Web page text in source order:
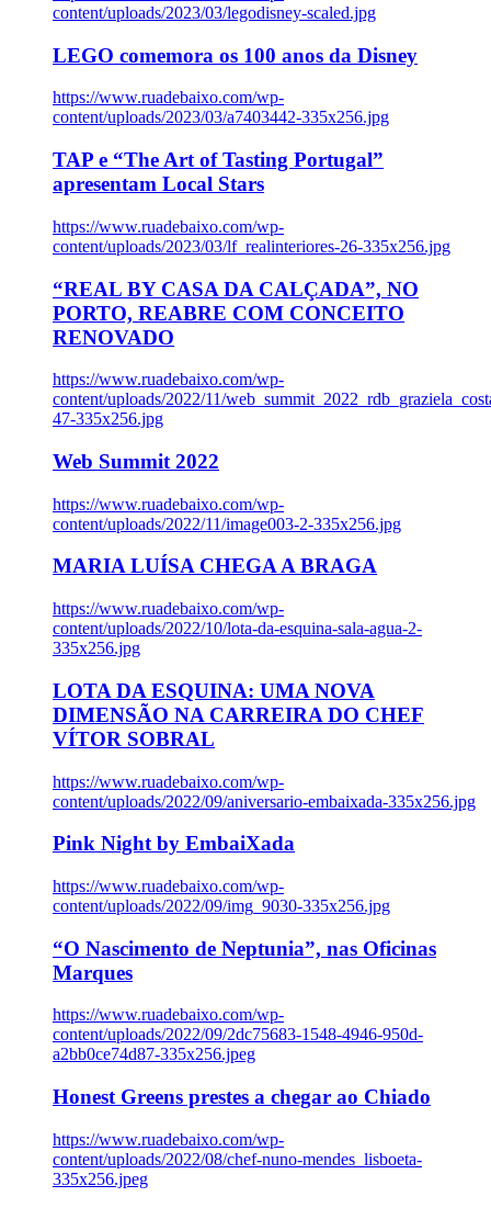
content/uploads/2023/03/legodisney-scaled.jpg
LEGO comemora os 100 anos da Disney
https://www.ruadebaixo.com/wp-
content/uploads/2023/03/a7403442-335x256.jpg
TAP e “The Art of Tasting Portugal”
apresentam Local Stars
https://www.ruadebaixo.com/wp-
content/uploads/2023/03/lf_realinteriores-26-335x256.jpg
“REAL BY CASA DA CALÇADA”, NO
PORTO, REABRE COM CONCEITO
RENOVADO
https://www.ruadebaixo.com/wp-
content/uploads/2022/11/
47-335x256.jpg
Web Summit 2022
https://www.ruadebaixo.com/wp-
content/uploads/2022/11/image003-2-335x256.jpg
MARIA LUÍSA CHEGA A BRAGA
https://www.ruadebaixo.com/wp-
content/uploads/2022/10/lota-da-esquina-sala-agua-2-
335x256.jpg
LOTA DA ESQUINA: UMA NOVA
DIMENSÃO NA CARREIRA DO CHEF
VÍTOR SOBRAL
https://www.ruadebaixo.com/wp-
content/uploads/2022/09/aniversario-embaixada-335x256.jpg
Pink Night by EmbaiXada
https://www.ruadebaixo.com/wp-
content/uploads/2022/09/img_9030-335x256.jpg
“O Nascimento de Neptunia”, nas Oficinas
Marques
https://www.ruadebaixo.com/wp-
content/uploads/2022/09/2dc75683-1548-4946-950d-
a2bb0ce74d87-335x256.jpeg
Honest Greens prestes a chegar ao Chiado
https://www.ruadebaixo.com/wp-
content/uploads/2022/08/chef-nuno-mendes_lisboeta-
335x256.jpeg